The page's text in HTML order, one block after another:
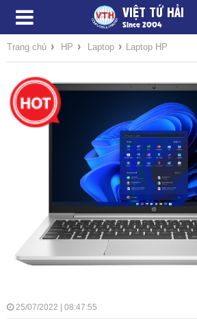
VIỆT TỨ HẢI
Since 2004
Trang chủ › HP › Laptop › Laptop HP
25/07/2022 | 08:47:55